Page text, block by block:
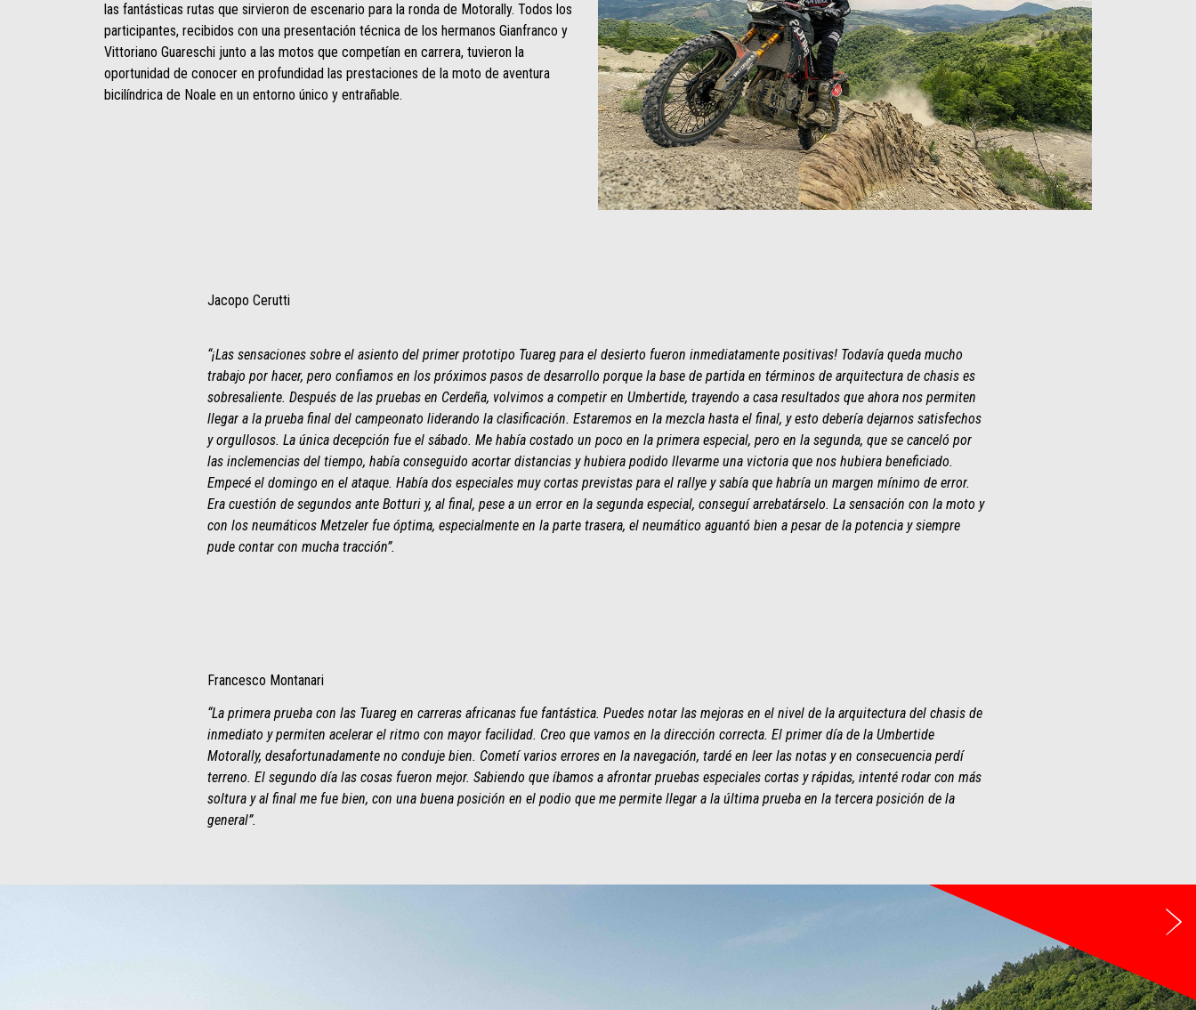
las fantásticas rutas que sirvieron de escenario para la ronda de Motorally. Todos los
participantes, recibidos con una presentación técnica de los hermanos Gianfranco y
Vittoriano Guareschi junto a las motos que competían en carrera, tuvieron la
oportunidad de conocer en profundidad las prestaciones de la moto de aventura
bicilíndrica de Noale en un entorno único y entrañable.
Jacopo Cerutti
“¡Las sensaciones sobre el asiento del primer prototipo Tuareg para el desierto fueron inmediatamente positivas! Todavía queda mucho
trabajo por hacer, pero confiamos en los próximos pasos de desarrollo porque la base de partida en términos de arquitectura de chasis es
sobresaliente. Después de las pruebas en Cerdeña, volvimos a competir en Umbertide, trayendo a casa resultados que ahora nos permiten
llegar a la prueba final del campeonato liderando la clasificación. Estaremos en la mezcla hasta el final, y esto debería dejarnos satisfechos
y orgullosos. La única decepción fue el sábado. Me había costado un poco en la primera especial, pero en la segunda, que se canceló por
las inclemencias del tiempo, había conseguido acortar distancias y hubiera podido llevarme una victoria que nos hubiera beneficiado.
Empecé el domingo en el ataque. Había dos especiales muy cortas previstas para el rallye y sabía que habría un margen mínimo de error.
Era cuestión de segundos ante Botturi y, al final, pese a un error en la segunda especial, conseguí arrebatárselo. La sensación con la moto y
con los neumáticos Metzeler fue óptima, especialmente en la parte trasera, el neumático aguantó bien a pesar de la potencia y siempre
pude contar con mucha tracción”.
Francesco Montanari
“La primera prueba con las Tuareg en carreras africanas fue fantástica. Puedes notar las mejoras en el nivel de la arquitectura del chasis de
inmediato y permiten acelerar el ritmo con mayor facilidad. Creo que vamos en la dirección correcta. El primer día de la Umbertide
Motorally, desafortunadamente no conduje bien. Cometí varios errores en la navegación, tardé en leer las notas y en consecuencia perdí
terreno. El segundo día las cosas fueron mejor. Sabiendo que íbamos a afrontar pruebas especiales cortas y rápidas, intenté rodar con más
soltura y al final me fue bien, con una buena posición en el podio que me permite llegar a la última prueba en la tercera posición de la
general”.